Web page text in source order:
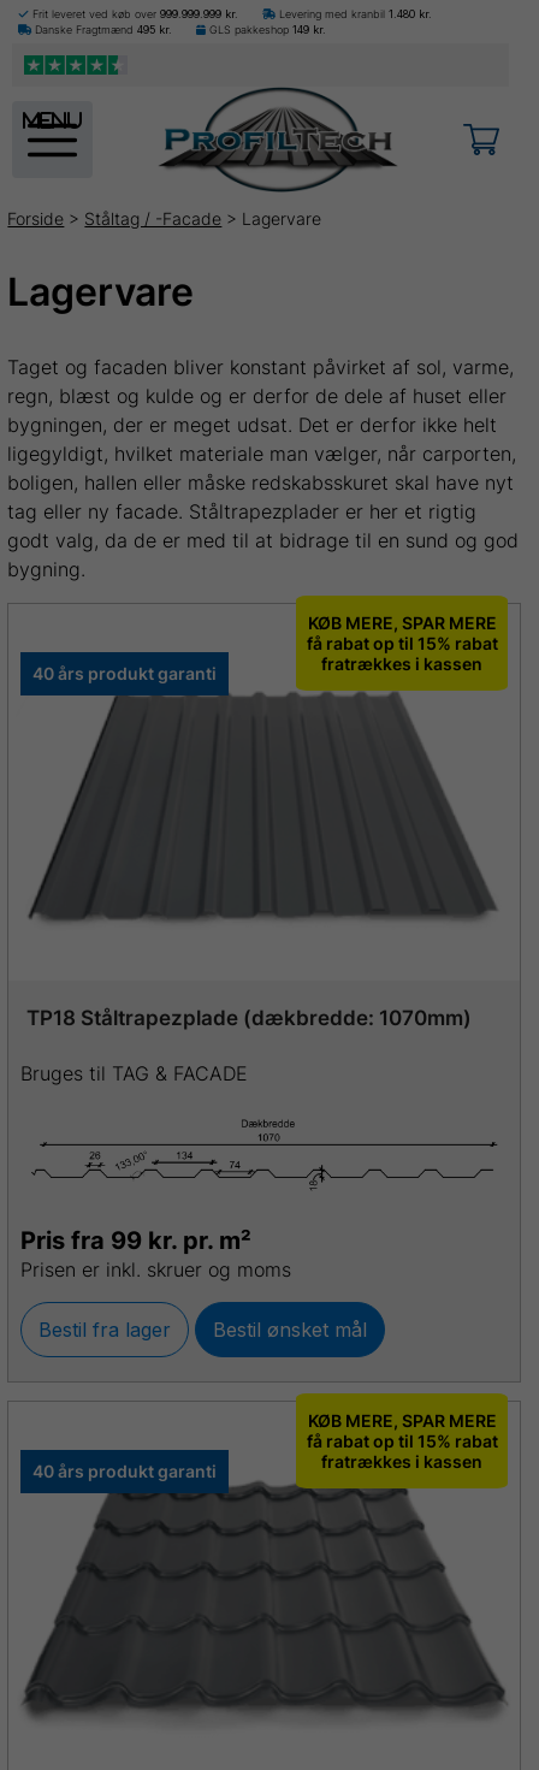
Frit leveret ved køb over 999.999.999 kr. Levering med kranbil 1.480 kr.
Danske Fragtmænd 495 kr. GLS pakkeshop 149 kr.
menu
Forside > Ståltag / -Facade > Lagervare
Lagervare
Taget og facaden bliver konstant påvirket af sol, varme,
regn, blæst og kulde og er derfor de dele af huset eller
bygningen, der er meget udsat. Det er derfor ikke helt
ligegyldigt, hvilket materiale man vælger, når carporten,
boligen, hallen eller måske redskabsskuret skal have nyt
tag eller ny facade. Ståltrapezplader er her et rigtig
godt valg, da de er med til at bidrage til en sund og god
bygning.
KØB MERE, SPAR MERE
få rabat op til 15% rabat
fratrækkes i kassen
TP18 Ståltrapezplade (dækbredde: 1070mm)
40 års produkt garanti
Bruges til TAG & FACADE
Pris fra 99 kr. pr. m²
Prisen er inkl. skruer og moms
Bestil fra lager Bestil ønsket mål
KØB MERE, SPAR MERE
få rabat op til 15% rabat
fratrækkes i kassen
40 års produkt garanti